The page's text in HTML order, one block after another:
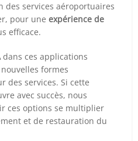
des services aéroportuaires
pour uneexpérience de
efficace.
dans ces applications
formes
des services. Si cette
avec succès, nous
ces options se multiplier
et de restauration du